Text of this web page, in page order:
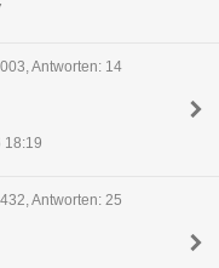
Antworten: 14
18:19
Antworten: 25